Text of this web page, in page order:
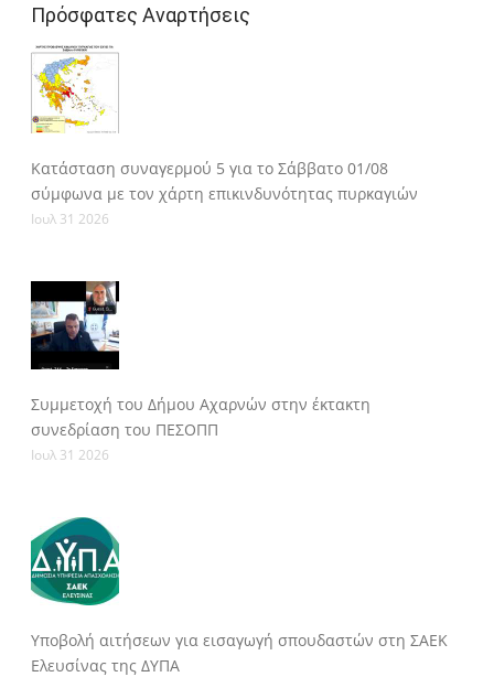
Πρόσφατες Αναρτήσεις
Κατάσταση συναγερμού 5 για το Σάββατο 01/08
σύμφωνα με τον χάρτη επικινδυνότητας πυρκαγιών
Ιουλ 31 2026
Συμμετοχή του Δήμου Αχαρνών στην έκτακτη
συνεδρίαση του ΠΕΣΟΠΠ
Ιουλ 31 2026
Υποβολή αιτήσεων για εισαγωγή σπουδαστών στη ΣΑΕΚ
Ελευσίνας της ΔΥΠΑ